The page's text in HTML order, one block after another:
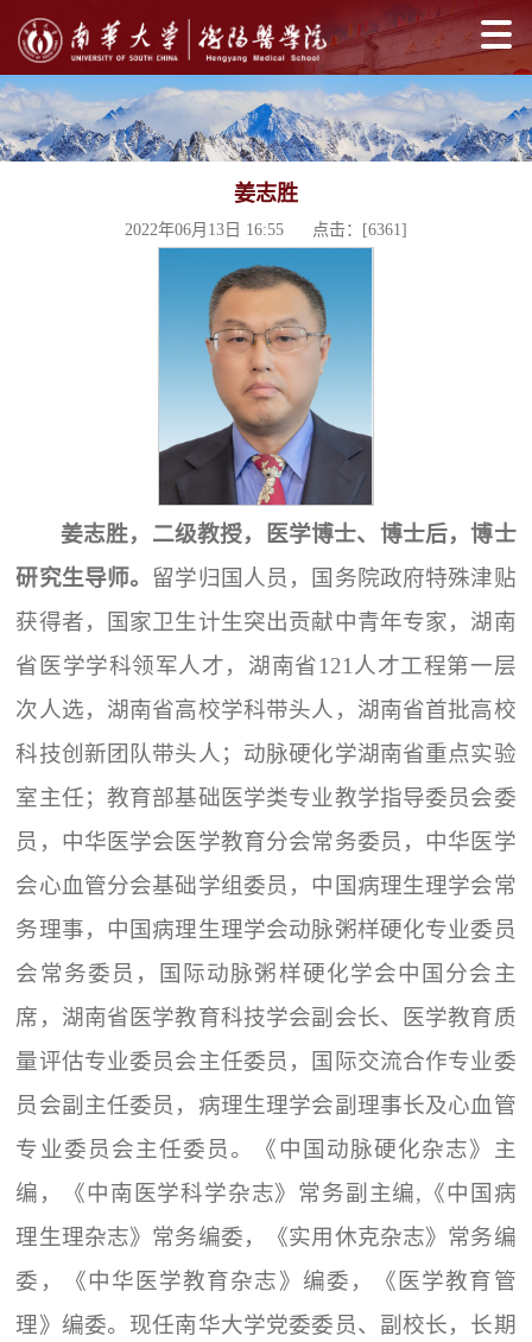
姜志胜​
2022年06月13日 16:55 点击：[6361 ]
姜志胜，二级教授，医学博士、博士后，博士
研究生导师。 留学归国人员，国务院政府特殊津贴
获得者，国家卫生计生突出贡献中青年专家，湖南
省医学学科领军人才，湖南省121人才工程第一层
次人选，湖南省高校学科带头人，湖南省首批高校
科技创新团队带头人；动脉硬化学湖南省重点实验
室主任；教育部基础医学类专业教学指导委员会委
员，中华医学会医学教育分会常务委员，中华医学
会心血管分会基础学组委员，中国病理生理学会常
务理事，中国病理生理学会动脉粥样硬化专业委员
会常务委员，国际动脉粥样硬化学会中国分会主
席，湖南省医学教育科技学会副会长、医学教育质
量评估专业委员会主任委员，国际交流合作专业委
员会副主任委员，病理生理学会副理事长及心血管
专业委员会主任委员。《中国动脉硬化杂志》主
编，《中南医学科学杂志》常务副主编,《中国病
理生理杂志》常务编委，《实用休克杂志》常务编
委，《中华医学教育杂志》编委，《医学教育管
理》编委。现任南华大学党委委员、副校长，长期